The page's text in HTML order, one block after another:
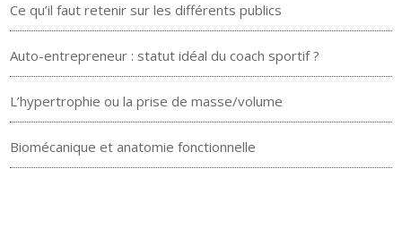
Ce qu’il faut retenir sur les différents publics
Auto-entrepreneur : statut idéal du coach sportif ?
L’hypertrophie ou la prise de masse/volume
Biomécanique et anatomie fonctionnelle